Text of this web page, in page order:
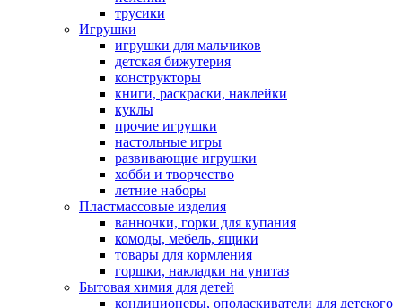
трусики
Игрушки
игрушки для мальчиков
детская бижутерия
конструкторы
книги, раскраски, наклейки
куклы
прочие игрушки
настольные игры
развивающие игрушки
хобби и творчество
летние наборы
Пластмассовые изделия
ванночки, горки для купания
комоды, мебель, ящики
товары для кормления
горшки, накладки на унитаз
Бытовая химия для детей
кондиционеры, ополаскиватели для детского